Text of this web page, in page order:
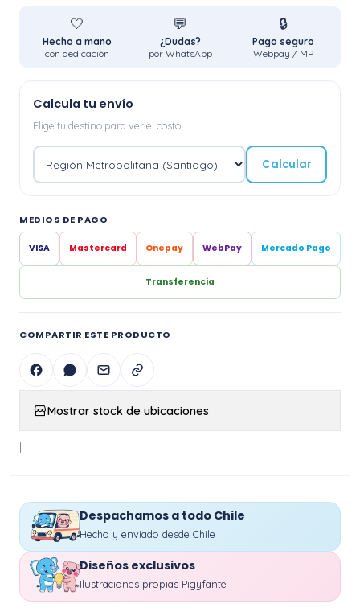
🤍
Hecho a mano
con dedicación
💬
¿Dudas?
por WhatsApp
🔒
Pago seguro
Webpay / MP
Calcula tu envío
Elige tu destino para ver el costo.
Calcular
MEDIOS DE PAGO
VISA Mastercard Onepay WebPay Mercado Pago
Transferencia
COMPARTIR ESTE PRODUCTO
Mostrar stock de ubicaciones
|
Despachamos a todo Chile
Hecho y enviado desde Chile
Diseños exclusivos
Ilustraciones propias Pigyfante